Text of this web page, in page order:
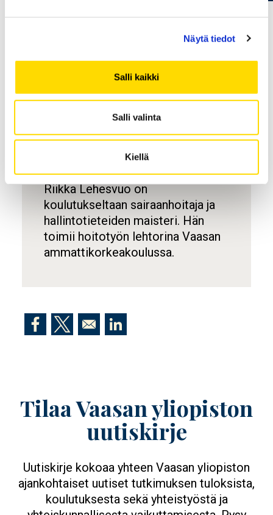
Näytä tiedot
Salli kaikki
Salli valinta
Kiellä
Vastaväittäjänä tilaisuudessa toimii
Tiirinki(Turun yliopisto) ja kustoksena
Harri Jalonen.
Lisätietoa
Riikka Lehesvuo on
koulutukseltaan sairaanhoitaja ja
hallintotieteiden maisteri. Hän
toimii hoitotyön lehtorina Vaasan
ammattikorkeakoulussa.
Opens in a new window
Opens in a new windowOpens in a new window
Tilaa Vaasan yliopiston
uutiskirje
Uutiskirje kokoaa yhteen Vaasan yliopiston
ajankohtaiset uutiset tutkimuksen tuloksista,
koulutuksesta sekä yhteistyöstä ja